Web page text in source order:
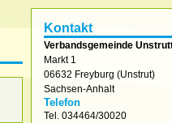
Kontakt
Verbandsgemeinde
Markt 1
06632 Freyburg (Unstrut)
Sachsen-Anhalt
Telefon
Tel. 034464/30020